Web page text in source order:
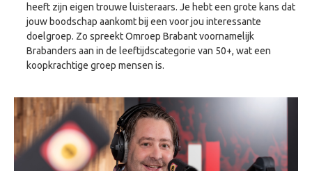
heeft zijn eigen trouwe luisteraars. Je hebt een grote kans dat
jouw boodschap aankomt bij een voor jou interessante
doelgroep. Zo spreekt Omroep Brabant voornamelijk
Brabanders aan in de leeftijdscategorie van 50+, wat een
koopkrachtige groep mensen is.